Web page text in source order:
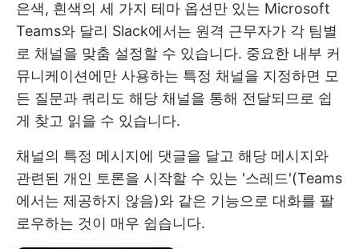
은색, 흰색의 세 가지 테마 옵션만 있는 Microsoft
Teams와 달리 Slack에서는 원격 근무자가 각 팀별
로 채널을 맞춤 설정할 수 있습니다. 중요한 내부 커
뮤니케이션에만 사용하는 특정 채널을 지정하면 모
든 질문과 쿼리도 해당 채널을 통해 전달되므로 쉽
게 찾고 읽을 수 있습니다.
채널의 특정 메시지에 댓글을 달고 해당 메시지와
관련된 개인 토론을 시작할 수 있는 '스레드'(Teams
에서는 제공하지 않음)와 같은 기능으로 대화를 팔
로우하는 것이 매우 쉽습니다.